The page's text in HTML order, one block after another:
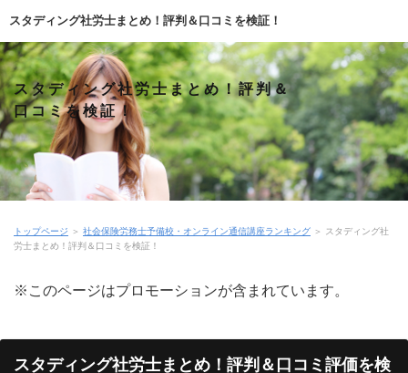
スタディング社労士まとめ！評判＆口コミを検証！
スタディング社労士まとめ！評判＆
口コミを検証！
トップページ ＞ 社会保険労務士予備校・オンライン通信講座ランキング ＞ スタディング社
労士まとめ！評判＆口コミを検証！
※このページはプロモーションが含まれています。
スタディング社労士まとめ！評判＆口コミ評価を検